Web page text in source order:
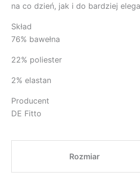
na co dzień, jak i do bardziej
Skład
76% bawełna
22% poliester
2% elastan
Producent
DE Fitto
Rozmiar